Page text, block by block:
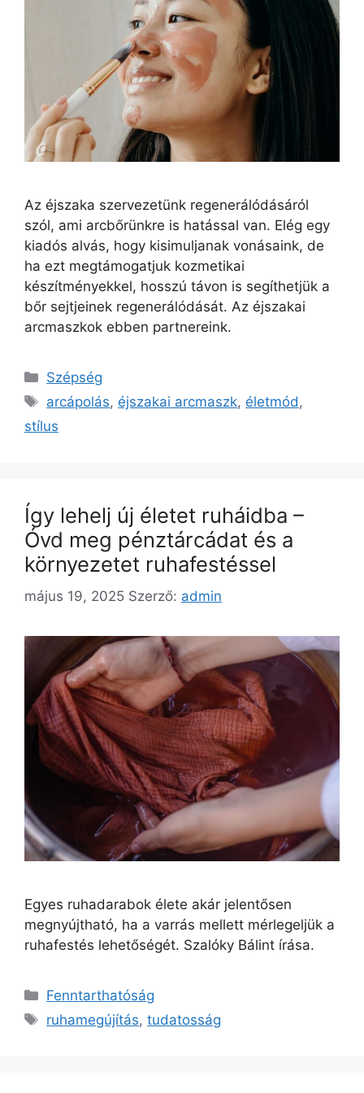
Az éjszaka szervezetünk regenerálódásáról
szól, ami arcbőrünkre is hatással van. Elég egy
kiadós alvás, hogy kisimuljanak vonásaink, de
ha ezt megtámogatjuk kozmetikai
készítményekkel, hosszú távon is segíthetjük a
bőr sejtjeinek regenerálódását. Az éjszakai
arcmaszkok ebben partnereink.
Szépség
arcápolás, éjszakai arcmaszk, életmód,
stílus
Így lehelj új életet ruháidba –
Óvd meg pénztárcádat és a
környezetet ruhafestéssel
május 19, 2025 Szerző: admin
Egyes ruhadarabok élete akár jelentősen
megnyújtható, ha a varrás mellett mérlegeljük a
ruhafestés lehetőségét. Szalóky Bálint írása.
Fenntarthatóság
ruhamegújítás,tudatosság